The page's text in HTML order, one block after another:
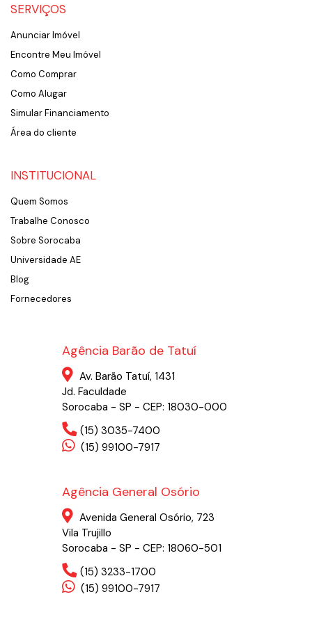
SERVIÇOS
Anunciar Imóvel
Encontre Meu Imóvel
Como Comprar
Como Alugar
Simular Financiamento
Área do cliente
INSTITUCIONAL
Quem Somos
Trabalhe Conosco
Sobre Sorocaba
Universidade AE
Blog
Fornecedores
Agência Barão de Tatuí
Av. Barão Tatuí, 1431
Jd. Faculdade
Sorocaba - SP - CEP: 18030-000
(15) 3035-7400
(15) 99100-7917
Agência General Osório
Avenida General Osório, 723
Vila Trujillo
Sorocaba - SP - CEP: 18060-501
(15) 3233-1700
(15) 99100-7917